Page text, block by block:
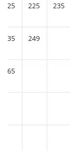
225 225 235
235 249
265